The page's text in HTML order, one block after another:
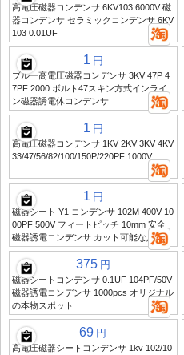
高電圧磁器コンデンサ 6KV103 6000V 磁
器コンデンサ セラミックコンデンサ 6KV
103 0.01UF
1 円
ブルー高電圧磁器コンデンサ 3KV 47P 4
7PF 2000 ボルト47スキン方式インライ
ン磁器誘電体コンデンサ
1 円
高電圧磁器コンデンサ 1KV 2KV 3KV 4KV
33/47/56/82/100/150P/220PF 1000V
1 円
磁器シート Y1 コンデンサ 102M 400V 10
00PF 500V フィートピッチ 10mm 安全
磁器誘電コンデンサ カット可能な足
375 円
磁器シートコンデンサ 0.1UF 104PF/50V
磁器誘電コンデンサ 1000pcs オリジナル
の本物スポット
69 円
高電圧磁器シートコンデンサ 1kv 102/10